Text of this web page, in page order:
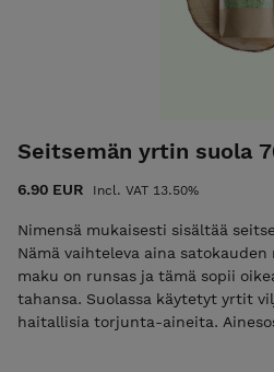
Seitsemän yrtin suola
6.90 EUR Incl. VAT 13.50%
Nimensä mukaisesti sisältää
Nämä vaihteleva aina
maku on runsas ja tämä sopii
tahansa. Suolassa käytetyt yrtit
haitallisia torjunta-aineita. Ainesosat: Hieno merisuola,